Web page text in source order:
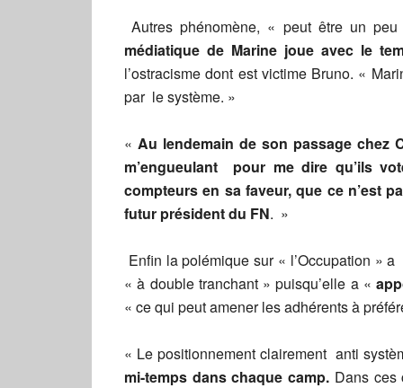
Autres phénomène, « peut être un
médiatique de Marine joue avec le
l’ostracisme dont est victime Bruno. «
par le système. »
« Au lendemain de son passage chez
m’engueulant pour me dire qu’ils
compteurs en sa faveur, que ce n’est
futur président du FN. »
Enfin la polémique sur « l’Occupation »
« à double tranchant » puisqu’elle a «
« ce qui peut amener les adhérents à
« Le positionnement clairement anti
mi-temps dans chaque camp. Dans